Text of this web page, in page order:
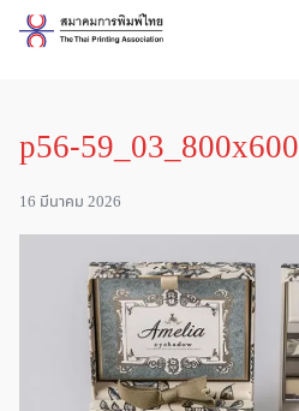
Skip
p56-59_03_800x600
16 มีนาคม 2026